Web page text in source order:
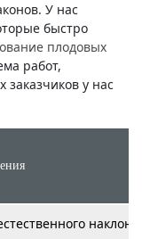
У нас
быстро
плодовых
работ,
заказчиков у нас
наклона